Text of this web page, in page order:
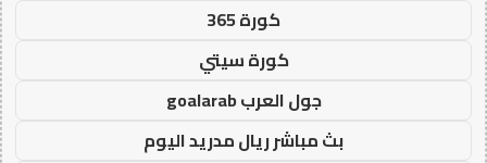
كورة 365
كورة سيتي
جول العرب goalarab
بث مباشر ريال مدريد اليوم